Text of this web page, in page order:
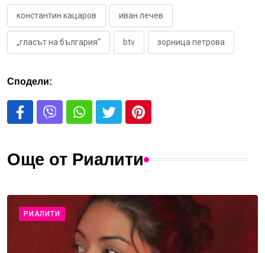
константин кацаров иван лечев
„гласът на българия“ btv зорница петрова
Сподели:
Още от Риалити
РИАЛИТИ